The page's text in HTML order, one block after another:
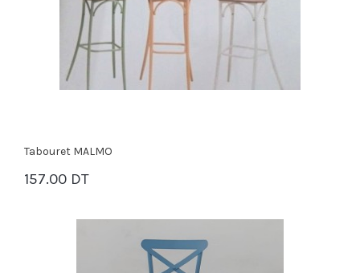
Tabouret MALMO
157.00 DT
PANIER